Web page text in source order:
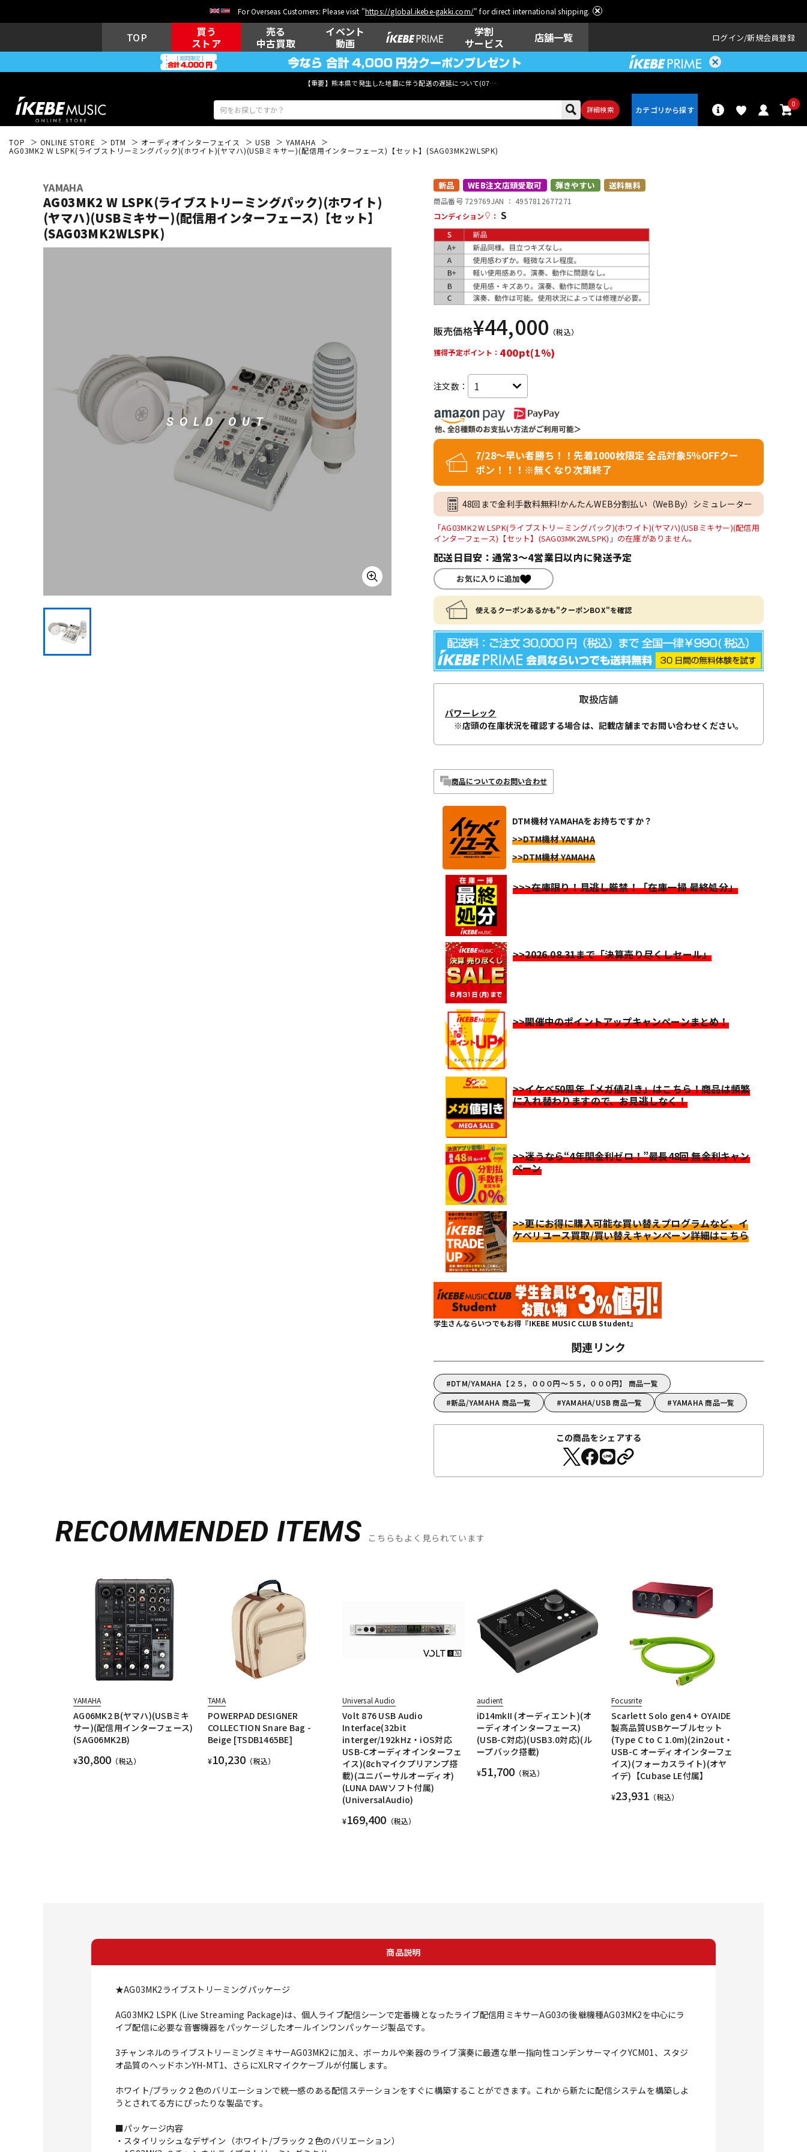
For Overseas Customers: Please visit "https://global.ikebe-gakki.com/" for direct international shipping.
TOP
買う
ストア
売る
中古買取
イベント
動画
学割
サービス
店舗一覧 ログイン 新規会員登録
【重要】熊本県で発生した地震に伴う配送の遅延について(07月29日
詳細検索
0
キーボード 電子ピアノ 管楽器 その他楽器 アンプ
レコーディン
グ機器
配信/ライブ
機器
TOP ONLINE STORE DTM オーディオインターフェイス USB
YAMAHA
AG03MK2 W LSPK(ライブストリーミングパック)(ホワイト)(ヤマハ)(USBミキサー)(配信用インターフェース)【セット】(SAG03MK2WLSPK)
YAMAHA
AG03MK2 W LSPK(ライブストリーミングパック)(ホワイト)
(ヤマハ)(USBミキサー)(配信用インターフェース)【セット】
(SAG03MK2WLSPK)
SOLD OUT
新品 WEB注文店頭受取可 弾きやすい 送料無料
商品番号 729769JAN ： 4957812677271
コンディション
： S
販売価格¥44,000 （税込）
獲得予定ポイント： 400pt(1%)
注文数：
7/28～早い者勝ち！！先着1000枚限定 全品対象5％OFFクー
ポン！！！※無くなり次第終了
48回まで金利手数料無料!かんたんWEB分割払い（WeBBy）シミュレーター
「AG03MK2 W LSPK(ライブストリーミングパック)(ホワイト)(ヤマハ)(USBミキサー)(配信用
インターフェース)【セット】(SAG03MK2WLSPK)」の在庫がありません。
配送日目安：通常3～4営業日以内に発送予定
お気に入りに追加
使えるクーポンあるかも"クーポンBOX"を確認
取扱店舗
パワーレック
※店頭の在庫状況を確認する場合は、記載店舗までお問い合わせください。
商品についてのお問い合わせ
DTM機材 YAMAHAをお持ちですか？
>>DTM機材 YAMAHA
>>DTM機材 YAMAHA
>>>在庫限り！見逃し厳禁！「在庫一掃 最終処分」
>>2026.08.31まで「決算売り尽くしセール」
>>開催中のポイントアップキャンペーンまとめ！
>>イケベ50周年「メガ値引き」はこちら！商品は頻繁
に入れ替わりますので、お見逃しなく！
>>迷うなら“4年間金利ゼロ！”最長48回 無金利キャン
ペーン
>>更にお得に購入可能な買い替えプログラムなど、イ
ケベリユース買取/買い替えキャンペーン詳細はこちら
学生さんならいつでもお得『IKEBE MUSIC CLUB Student』
関連リンク
DTM/YAMAHA【２５，０００円～５５，０００円】 商品一覧
新品/YAMAHA 商品一覧
YAMAHA/USB 商品一覧 YAMAHA 商品一覧
この商品をシェアする
RECOMMENDED ITEMS こちらもよく見られています
YAMAHA
AG06MK2 B(ヤマハ)(USBミキ
サー)(配信用インターフェース)
(SAG06MK2B)
¥30,800 （税込）
TAMA
POWERPAD DESIGNER
COLLECTION Snare Bag -
Beige [TSDB1465BE]
¥10,230 （税込）
Universal Audio
Volt 876 USB Audio
Interface(32bit
interger/192kHz・iOS対応
USB-Cオーディオインターフェ
イス)(8chマイクプリアンプ搭
載)(ユニバーサルオーディオ)
(LUNA DAWソフト付属)
(UniversalAudio)
¥169,400 （税込）
audient
iD14mkII (オーディエント)(オ
ーディオインターフェース)
(USB-C対応)(USB3.0対応)(ル
ープバック搭載)
¥51,700 （税込）
Focusrite
Scarlett Solo gen4 + OYAIDE
製高品質USBケーブルセット
(Type C to C 1.0m)(2in2out・
USB-C オーディオインターフェ
イス)(フォーカスライト)(オヤ
イデ)【Cubase LE付属】
¥23,931 （税込）
商品説明
★AG03MK2ライブストリーミングパッケージ
AG03MK2 LSPK (Live Streaming Package)は、個人ライブ配信シーンで定番機となったライブ配信用ミキサーAG03の後継機種AG03MK2を中心にラ
イブ配信に必要な音響機器をパッケージしたオールインワンパッケージ製品です。
3チャンネルのライブストリーミングミキサーAG03MK2に加え、ボーカルや楽器のライブ演奏に最適な単一指向性コンデンサーマイクYCM01、スタジ
オ品質のヘッドホンYH-MT1、さらにXLRマイクケーブルが付属します。
ホワイト/ブラック２色のバリエーションで統一感のある配信ステーションをすぐに構築することができます。これから新たに配信システムを構築しよ
うとされてる方にぴったりな製品です。
■パッケージ内容
・スタイリッシュなデザイン（ホワイト/ブラック２色のバリエーション）